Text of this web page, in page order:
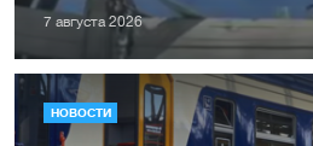
7 августа 2026
НОВОСТИ